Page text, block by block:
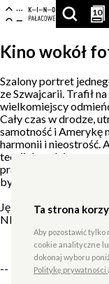
Nawigacja
SZUKAJ
LUDZI,
10
Centrum
Kultury
Zamek
-
strona
główna
Kino wokół
Szalony portret
ze Szwajcarii. Trafił
wielkomiejscy
Cały czas w drodze,
samotność i Amerykę
harmonii i nieostrość.
teorii decydującego
pracował (m.in.
bycia z ludźmi.
Język: angielski z
NIE MRUGAJ –
--
Ta strona
Aby pozostawić tylko
cookie analityczne
dokonaj wyboru
Politykę prywatności